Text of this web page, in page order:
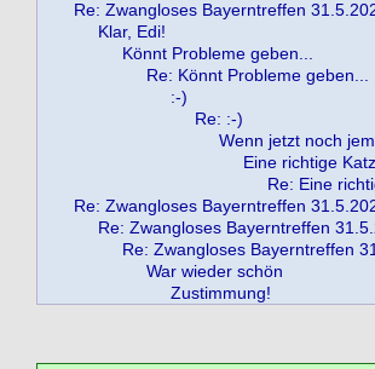
Re: Zwangloses Bayerntreffen
Klar, Edi!
Könnt Probleme geben...
Re: Könnt Probleme geben...
:-)
Re: :-)
Wenn jetzt noch
Eine richtige
Re: Eine
Re: Zwangloses Bayerntreffen
Re: Zwangloses Bayerntreffen
Re: Zwangloses Bayerntreffen
War wieder schön
Zustimmung!